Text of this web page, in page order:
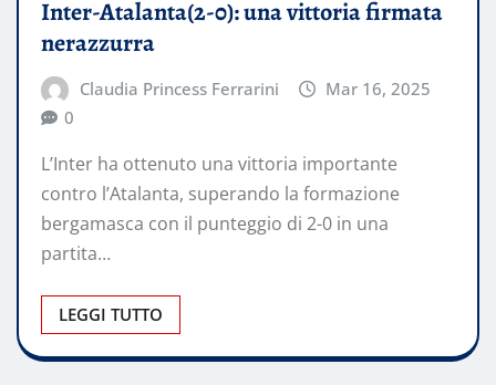
Inter-Atalanta(2-0): una vittoria firmata
nerazzurra
Claudia Princess Ferrarini
Mar 16, 2025
0
L’Inter ha ottenuto una vittoria importante
contro l’Atalanta, superando la formazione
bergamasca con il punteggio di 2-0 in una
partita…
LEGGI TUTTO